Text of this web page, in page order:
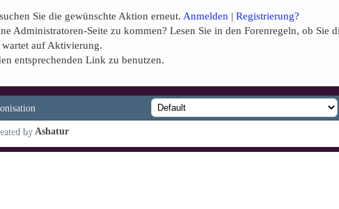
Sie die gewünschte Aktion erneut. Anmelden | Registrierung?
Administratoren-Seite zu kommen? Lesen Sie in den Forenregeln, ob Sie
auf Aktivierung.
entsprechenden Link zu benutzen.
by Ashatur